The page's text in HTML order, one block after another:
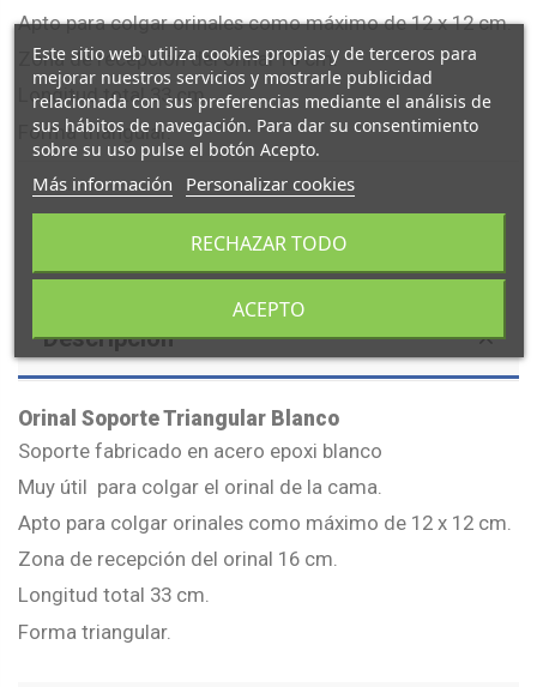
Apto para colgar orinales como máximo de 12 x 12 cm.
Zona de recepción del orinal 16 cm.
Longitud total 33 cm.
Forma triangular.
Descripción
Orinal Soporte Triangular Blanco
Soporte fabricado en acero epoxi blanco
Muy útil para colgar el orinal de la cama.
Apto para colgar orinales como máximo de 12 x 12 cm.
Zona de recepción del orinal 16 cm.
Longitud total 33 cm.
Forma triangular.
Este sitio web utiliza cookies propias y de terceros para
mejorar nuestros servicios y mostrarle publicidad
relacionada con sus preferencias mediante el análisis de
sus hábitos de navegación. Para dar su consentimiento
sobre su uso pulse el botón Acepto.
Más información Personalizar cookies
RECHAZAR TODO
ACEPTO